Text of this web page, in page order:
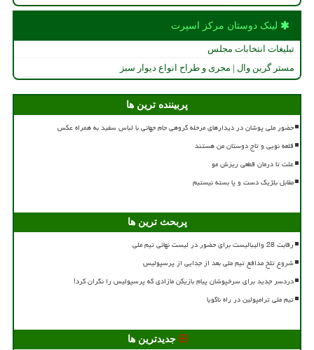
لینک دوستان مركز اسپرت
تبلیغات انتخابات مجلس
مستر گرین وال | مجری و طراح انواع دیوار سبز
پربیننده ترین ها
حضور ملی پوشان در دیدارهای مرحله گروهی جام جهانی با لباس سفید به همراه عکس
قلعه نویی و تاج دوستان من هستند
علت تا درمان قطعی ریزش مو
مقابل بلژیک دست و پا بسته نیستیم
پربحث ترین ها
رقابت 28 والیبالیست برای حضور در لیست نهائی تیم ملی
شروع تلخ مدافع تیم ملی بعد از جدایی از پرسپولیس
دردسر جدید برای سرخپوشان پیام بازیکن مازادی که پرسپولیس را نگران کرد!
تیم ملی ترامپولین در راه ناگویا
جدیدترین ها